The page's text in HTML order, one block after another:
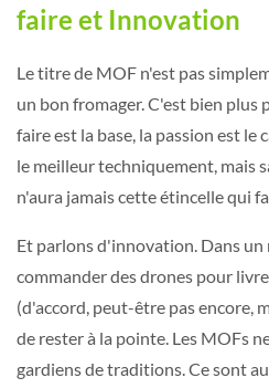
faire et Innovation
Le titre de MOF n'est pas
un bon fromager. C'est bien plus
faire est la base, la passion est
le meilleur techniquement, mais
n'aura jamais cette étincelle qui
Et parlons d'innovation. Dans
commander des drones pour
(d'accord, peut-être pas encore,
de rester à la pointe. Les MOFs
gardiens de traditions. Ce sont